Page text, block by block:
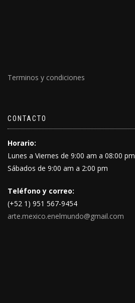
Terminos y condiciones
CONTACTO
Horario:
Lunes a Viernes de 9:00 am a 08:00 pm
Sábados de 9:00 am a 2:00 pm
Teléfono y correo:
(+52 1) 951 567-9454
arte.mexico.enelmundo@gmail.com